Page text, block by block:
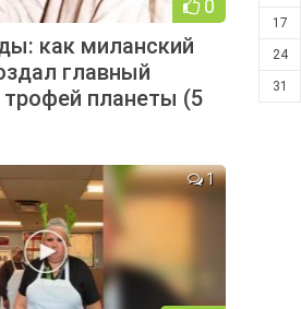
0
как миланский
главный
планеты (5
1
17
24
31